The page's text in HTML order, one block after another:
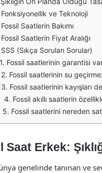
Fonksiyonellik ve Teknoloji
Fossil Saatlerin Bakımı
Fossil Saatlerin Fiyat Aralığı
SSS (Sıkça Sorulan Sorular)
1. Fossil saatlerinin garantisi
2. Fossil saatlerinin su
3. Fossil saatlerinin kayışları
4. Fossil akıllı saatlerin
5. Fossil saatlerini nereden
Saat Erkek:
genelinde tanınan ve